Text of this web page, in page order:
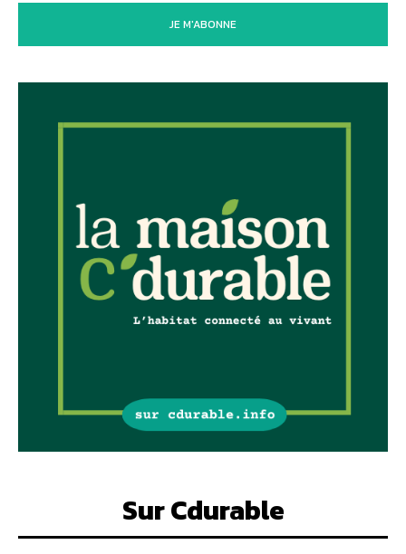
JE M'ABONNE
Sur Cdurable